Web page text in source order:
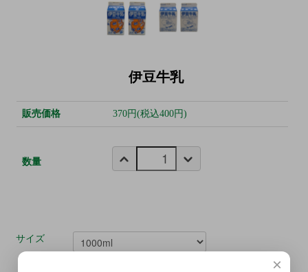
伊豆牛乳
販売価格 370円(税込400円)
数量
サイズ
×